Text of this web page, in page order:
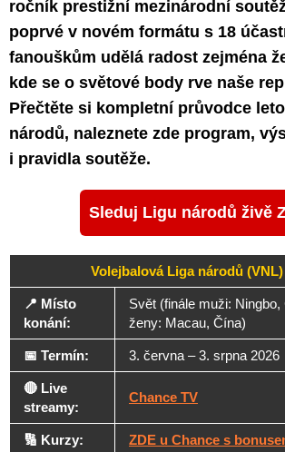
ročník prestižní mezinárodní
poprvé v novém formátu s 18
fanouškům udělá radost zejména
kde se o světové body rve naše
Přečtěte si kompletní průvodce
národů, naleznete zde program,
i pravidla soutěže.
Sleduj Ligu národů živě
Volejbalová Liga národů (VNL)
📍 Místo
konání:
Svět (finále muži: Ningbo,
ženy: Macau, Čína)
📅 Termín: 3. června – 3. srpna 2026
🔴 Live
streamy:
Chance TV
🔢 Kurzy: ZDE u Chance s